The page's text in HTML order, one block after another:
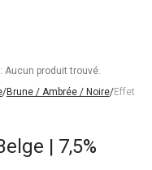
Aucun produit trouvé.
/Brune / Ambrée / Noire/Effet
| 7,5%